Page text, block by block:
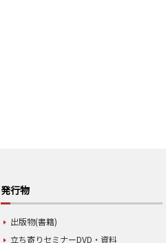
発行物
出版物(書籍)
立ち寄りセミナーDVD・資料